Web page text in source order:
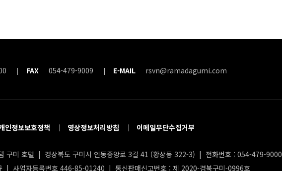
FAX 054-479-9009 E-MAIL rsvn@ramadagumi.com
인정보보호정책 영상정보처리방침 이메일무단수집거부
구미 호텔 | 경상북도 구미시 인동중앙로 3길 41 (황상동 322-3) | 전화번호 : 054-479-9000
| 사업자등록번호 446-85-01240 | 통신판매신고번호 : 제 2020-경북구미-0996호